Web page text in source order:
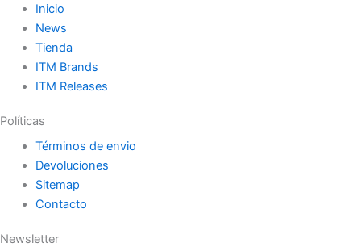
Inicio
News
Tienda
ITM Brands
ITM Releases
Políticas
Términos de envio
Devoluciones
Sitemap
Contacto
Newsletter